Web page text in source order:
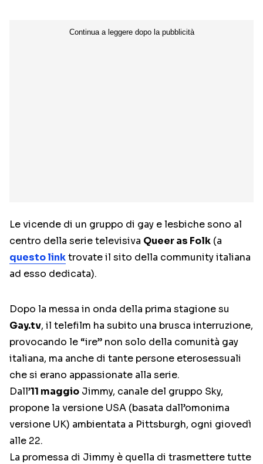
Le vicende di un gruppo di gay e lesbiche sono al
centro della serie televisiva Queer as Folk (a
questo linktrovate il sito della community italiana
ad esso dedicata).
Dopo la messa in onda della prima stagione su
Gay.tv, il telefilm ha subito una brusca interruzione,
provocando le “ire” non solo della comunità gay
italiana, ma anche di tante persone eterosessuali
che si erano appassionate alla serie.
Dall’11 maggio Jimmy, canale del gruppo Sky,
propone la versione USA (basata dall’omonima
versione UK) ambientata a Pittsburgh, ogni giovedì
alle 22.
La promessa di Jimmy è quella di trasmettere tutte